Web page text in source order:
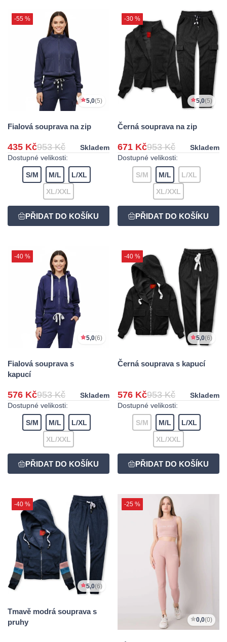
-55 %
5,0(5)
Fialová souprava na zip
435 Kč953 Kč
Skladem
Dostupné velikosti:
S/M M/L L/XL
XL/XXL
-30 %
5,0(5)
Černá souprava na zip
671 Kč953 Kč
Skladem
Dostupné velikosti:
S/M M/L L/XL
XL/XXL
-40 %
5,0(6)
Fialová souprava s
kapucí
576 Kč953 Kč
Skladem
Dostupné velikosti:
S/M M/L L/XL
XL/XXL
-40 %
5,0(6)
Černá souprava s kapucí
576 Kč953 Kč
Skladem
Dostupné velikosti:
S/M M/L L/XL
XL/XXL
-40 %
5,0(6)
Tmavě modrá souprava s
pruhy
-25 %
0,0(0)